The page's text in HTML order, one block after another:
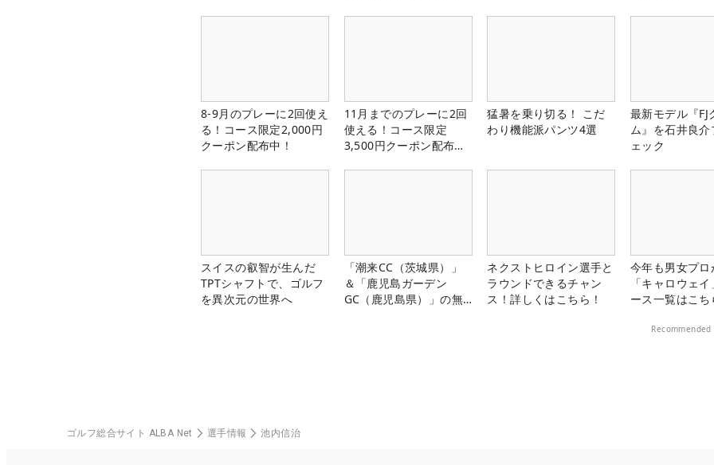
8-9月のプレーに2回使え
る！コース限定2,000円
クーポン配布中！
11月までのプレーに2回
使える！コース限定
3,500円クーポン配布
猛暑を乗り切る！ こだ
わり機能派パンツ4選
最新モデル『FJ
ム』を石井良
ェック
スイスの叡智が生んだ
TPTシャフトで、ゴルフ
を異次元の世界へ
「潮来CC（茨城県）」
＆「鹿児島ガーデン
GC（鹿児島県）」の無
ネクストヒロイン選手と
ラウンドできるチャン
ス！詳しくはこちら！
今年も男女プロ
「キャロウェ
ース一覧はこち
Recommended
ゴルフ総合サイト ALBA Net 選手情報 池内信治